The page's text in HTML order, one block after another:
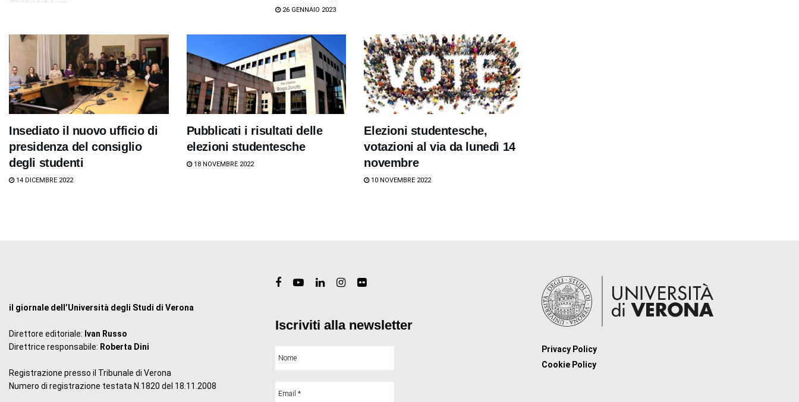
26 GENNAIO 2023
Insediato il nuovo ufficio di
presidenza del consiglio
degli studenti
14 DICEMBRE 2022
Pubblicati i risultati delle
elezioni studentesche
18 NOVEMBRE 2022
Elezioni studentesche,
votazioni al via da lunedì 14
novembre
10 NOVEMBRE 2022
il giornale dell’Università degli Studi di Verona
Direttore editoriale: Ivan Russo
Direttrice responsabile: Roberta Dini
Registrazione presso il Tribunale di Verona
Numero di registrazione testata N.1820 del 18.11.2008
Iscriviti alla newsletter
Privacy Policy
Cookie Policy